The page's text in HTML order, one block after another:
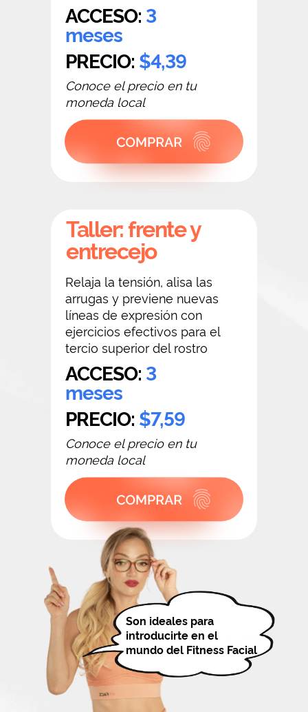
Taller: frente y
entrecejo
ACCESO: 3
meses
PRECIO: $7,59
Relaja la tensión, alisa las
arrugas y previene nuevas
líneas de expresión con
ejercicios efectivos para el
tercio superior del rostro
Conoce el precio en tu
moneda local
ACCESO: 3
meses
PRECIO: $4,39
Conoce el precio en tu
moneda local
Son ideales para
introducirte en el
mundo del Fitness Facial